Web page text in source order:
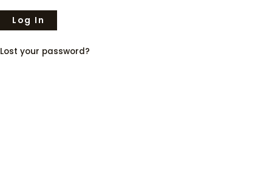
Lost your password?